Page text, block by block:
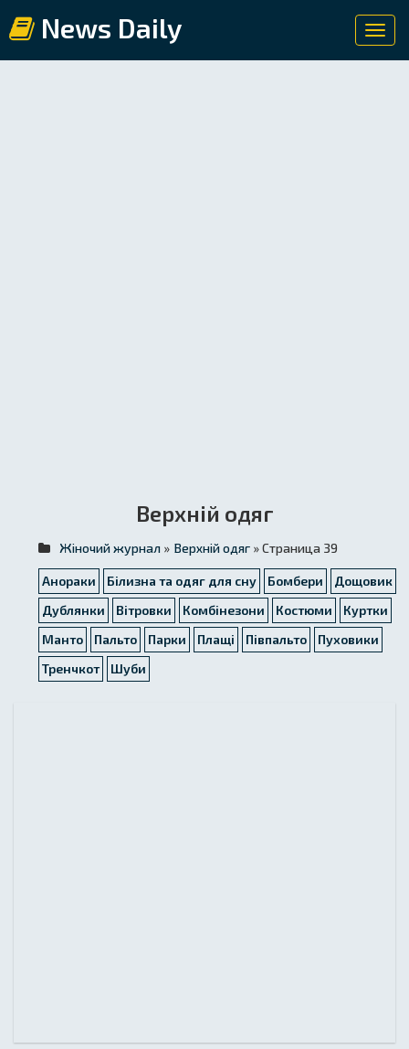
News Daily
Верхній одяг
Жіночий журнал » Верхній одяг » Страница 39
Анораки Білизна та одяг для сну Бомбери
Дощовик
Дублянки
Вітровки Комбінезони Костюми
Куртки
Манто
Пальто Парки Плащі Півпальто
Пуховики
Тренчкот
Шуби